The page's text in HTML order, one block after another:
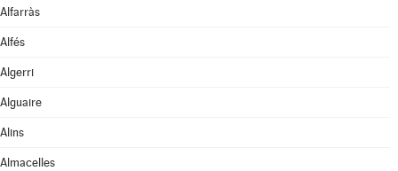
Alfarràs
Alfés
Algerri
Alguaire
Alins
Almacelles